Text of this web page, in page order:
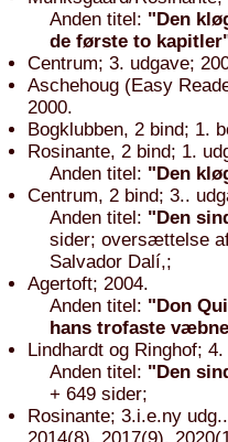
Anden titel: "Den
de første to
Centrum; 3. udgave;
Aschehoug (Easy
2000.
Bogklubben, 2 bind; 1.
Rosinante, 2 bind; 1.
Anden titel: "Den
Centrum, 2 bind; 3..
Anden titel: "Den
sider; oversættelse
Salvador Dalí,;
Agertoft; 2004.
Anden titel: "Don
hans trofaste
Lindhardt og Ringhof;
Anden titel: "Den
+ 649 sider;
Rosinante; 3.i.e.ny